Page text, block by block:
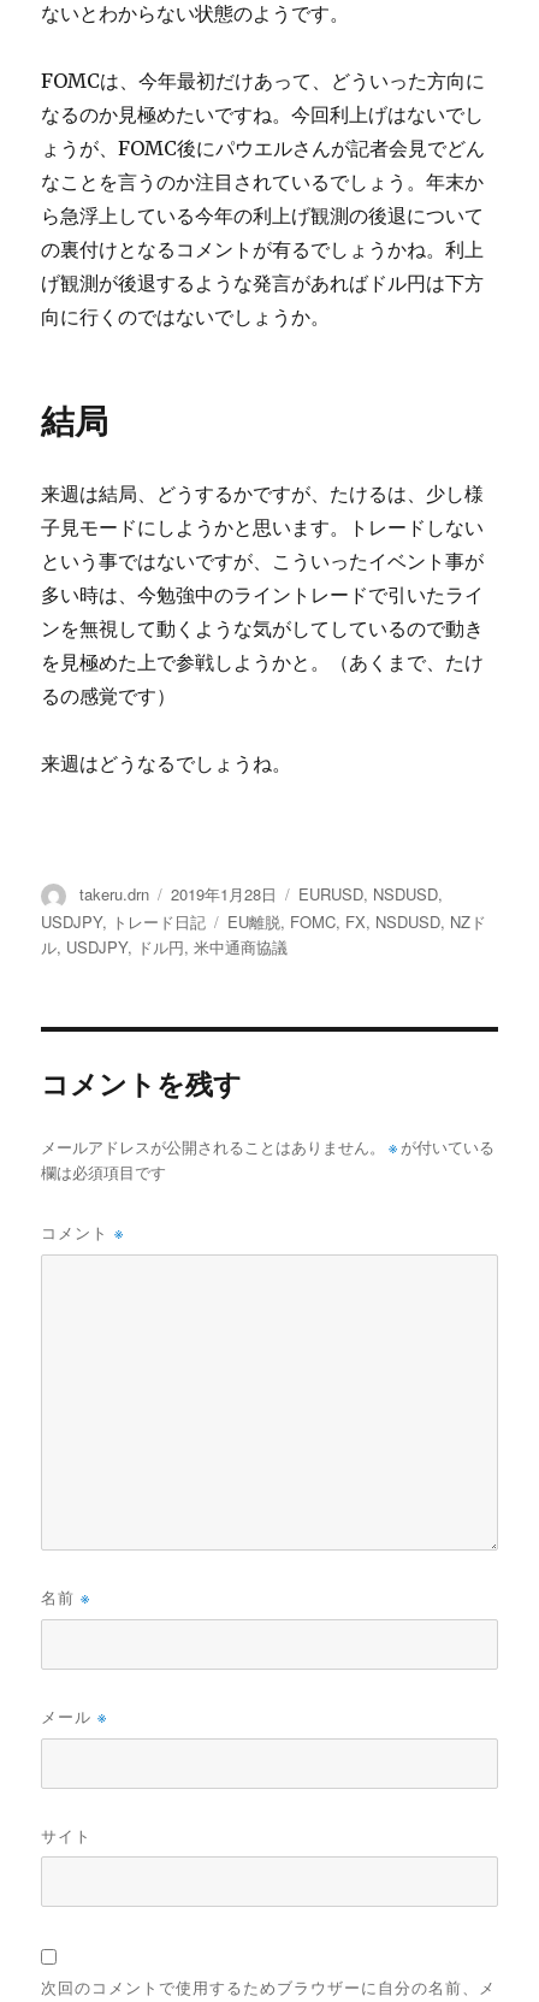
ないとわからない状態のようです。
FOMCは、今年最初だけあって、どういった方向に
なるのか見極めたいですね。今回利上げはないでし
ょうが、FOMC後にパウエルさんが記者会見でどん
なことを言うのか注目されているでしょう。年末か
ら急浮上している今年の利上げ観測の後退について
の裏付けとなるコメントが有るでしょうかね。利上
げ観測が後退するような発言があればドル円は下方
向に行くのではないでしょうか。
結局
来週は結局、どうするかですが、たけるは、少し様
子見モードにしようかと思います。トレードしない
という事ではないですが、こういったイベント事が
多い時は、今勉強中のライントレードで引いたライ
ンを無視して動くような気がしてしているので動き
を見極めた上で参戦しようかと。（あくまで、たけ
るの感覚です）
来週はどうなるでしょうね。
投
稿
者
takeru.drn
投
稿
日:
2019年1月28日
カ
テ
EURUSD, NSDUSD,
USDJPY, トレード日記
タ
グ
EU離脱, FOMC, FX, NSDUSD, NZド
ル, USDJPY, ドル円,米中通商協議
コメントを残す
メールアドレスが公開されることはありません。 ※ が付いている
欄は必須項目です
コメント※
名前※
メール※
サイト
次回のコメントで使用するためブラウザーに自分の名前、メ